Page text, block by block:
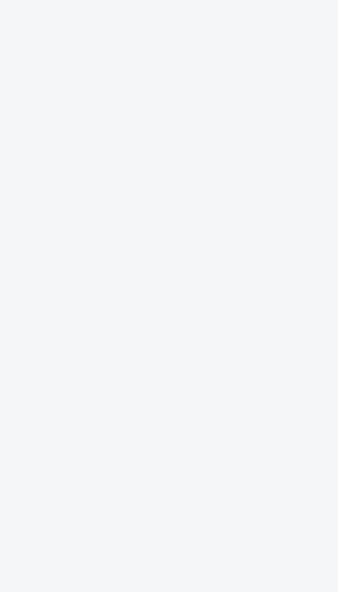
Et ça vend du hashish, en masqué
J’ai passé l’âge de rouler avec un
C’est toi qui a la haine, pourquoi
Dans la Lamborghini, j’suis habillé
Ça fait quelques jours, j’ai pas fait
Ça part en I à six du mat’,
Arrête de faire des yeux, poto, tu
Pour des sous ou pour des
Recherché, ça zone avec un pare-
Tu veux plus qu’on s’parle ? Fais
Pour toutes les prisons, des
Faut pas déconner, moi j’ai fait
Est-ce que tu as déjà pensé à qui